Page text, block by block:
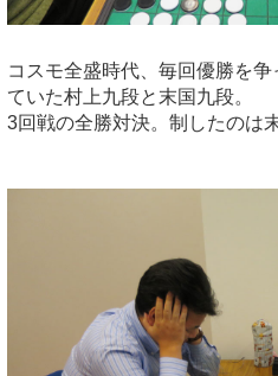
コスモ全盛時代、毎回優勝を
ていた村上九段と末国九段。
3回戦の全勝対決。制したのは